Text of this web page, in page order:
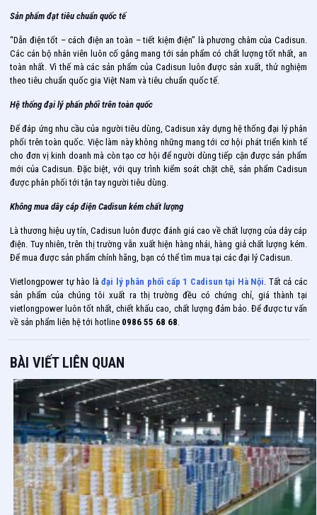
Sản phẩm đạt tiêu chuẩn quốc tế
“Dẫn điện tốt – cách điện an toàn – tiết kiệm điện” là phương châm của Cadisun.
Các cán bộ nhân viên luôn cố gắng mang tới sản phẩm có chất lượng tốt nhất, an
toàn nhất. Vì thế mà các sản phẩm của Cadisun luôn được sản xuất, thử nghiệm
theo tiêu chuẩn quốc gia Việt Nam và tiêu chuẩn quốc tế.
Hệ thống đại lý phấn phối trên toàn quốc
Để đáp ứng nhu cầu của người tiêu dùng, Cadisun xây dựng hệ thống đại lý phân
phối trên toàn quốc. Việc làm này không những mang tới cơ hội phát triển kinh tế
cho đơn vị kinh doanh mà còn tạo cơ hội để người dùng tiếp cận được sản phẩm
mới của Cadisun. Đặc biệt, với quy trình kiểm soát chặt chẽ, sản phẩm Cadisun
được phân phối tới tận tay người tiêu dùng.
Không mua dây cáp điện Cadisun kém chất lượng
Là thương hiệu uy tín, Cadisun luôn được đánh giá cao về chất lượng của dây cáp
điện. Tuy nhiên, trên thị trường vẫn xuất hiện hàng nhái, hàng giả chất lượng kém.
Để mua được sản phẩm chính hãng, bạn có thể tìm mua tại các đại lý Cadisun.
Vietlongpower tự hào làđại lý phân phối cấp 1 Cadisun tại Hà Nội . Tất cả các
sản phẩm của chúng tôi xuất ra thị trường đều có chứng chỉ, giá thành tại
vietlongpower luôn tốt nhất, chiết khấu cao, chất lượng đảm bảo. Để được tư vấn
về sản phẩm liên hệ tới hotline 0986 55 68 68
BÀI VIẾT LIÊN QUAN